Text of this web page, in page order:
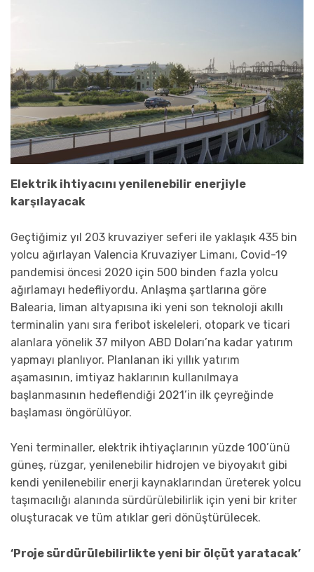
Elektrik ihtiyacını yenilenebilir enerjiyle
karşılayacak
Geçtiğimiz yıl 203 kruvaziyer seferi ile yaklaşık 435 bin
yolcu ağırlayan Valencia Kruvaziyer Limanı, Covid-19
pandemisi öncesi 2020 için 500 binden fazla yolcu
ağırlamayı hedefliyordu. Anlaşma şartlarına göre
Balearia, liman altyapısına iki yeni son teknoloji akıllı
terminalin yanı sıra feribot iskeleleri, otopark ve ticari
alanlara yönelik 37 milyon ABD Doları’na kadar yatırım
yapmayı planlıyor. Planlanan iki yıllık yatırım
aşamasının, imtiyaz haklarının kullanılmaya
başlanmasının hedeflendiği 2021’in ilk çeyreğinde
başlaması öngörülüyor.
Yeni terminaller, elektrik ihtiyaçlarının yüzde 100’ünü
güneş, rüzgar, yenilenebilir hidrojen ve biyoyakıt gibi
kendi yenilenebilir enerji kaynaklarından üreterek yolcu
taşımacılığı alanında sürdürülebilirlik için yeni bir kriter
oluşturacak ve tüm atıklar geri dönüştürülecek.
‘Proje sürdürülebilirlikte yeni bir ölçüt yaratacak’